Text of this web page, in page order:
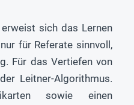
sich das Lernen
für Referate sinnvoll,
Für das Vertiefen von
Leitner-Algorithmus.
sowie einen